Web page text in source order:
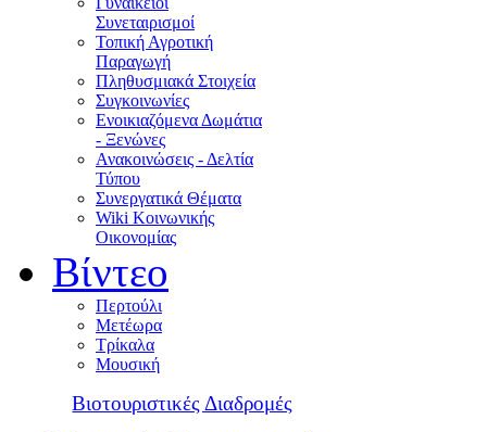
Συνεταιρισμοί
Τοπική Αγροτική
Παραγωγή
Πληθυσμιακά Στοιχεία
Συγκοινωνίες
Ενοικιαζόμενα Δωμάτια
- Ξενώνες
Ανακοινώσεις - Δελτία
Τύπου
Συνεργατικά Θέματα
Wiki Κοινωνικής
Οικονομίας
Βίντεο
Περτούλι
Μετέωρα
Τρίκαλα
Μουσική
Βιοτουριστικές Διαδρομές